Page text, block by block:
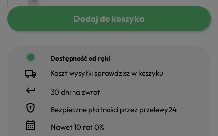
Dodaj do koszyka
Dostępność od ręki
Koszt wysyłki sprawdzisz w koszyku
30 dni na zwrot
Bezpieczne płatności przez przelewy24
Nawet 10 rat 0%